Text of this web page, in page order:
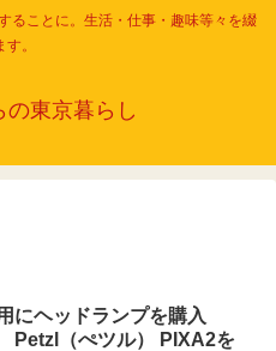
ることに。生活・仕事・趣味等々を綴
す。
東京暮らし
にヘッドランプを購入
（ぺツル） PIXA2を